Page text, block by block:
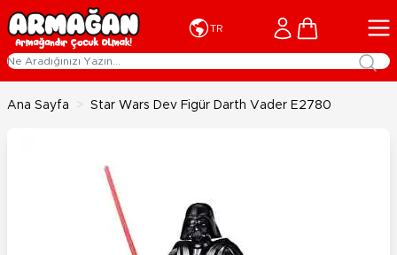
İçeriğe geç
TR Cart
Ana Sayfa > Star Wars Dev Figür Darth Vader E2780